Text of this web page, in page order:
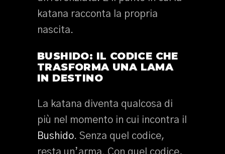
katana racconta la propria
nascita.
BUSHIDO: IL CODICE CHE
TRASFORMA UNA LAMA
IN DESTINO
La katana diventa qualcosa di
più nel momento in cui incontra il
Bushido. Senza quel codice,
resta un’arma. Con quel codice,